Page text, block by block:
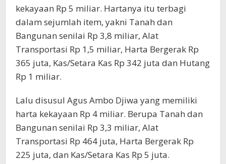
kekayaan Rp 5 miliar. Hartanya itu terbagi
dalam sejumlah item, yakni Tanah dan
Bangunan senilai Rp 3,8 miliar, Alat
Transportasi Rp 1,5 miliar, Harta Bergerak Rp
365 juta, Kas/Setara Kas Rp 342 juta dan Hutang
Rp 1 miliar.
Lalu disusul Agus Ambo Djiwa yang memiliki
harta kekayaan Rp 4 miliar. Berupa Tanah dan
Bangunan senilai Rp 3,3 miliar, Alat
Transportasi Rp 464 juta, Harta Bergerak Rp
225 juta, dan Kas/Setara Kas Rp 5 juta.